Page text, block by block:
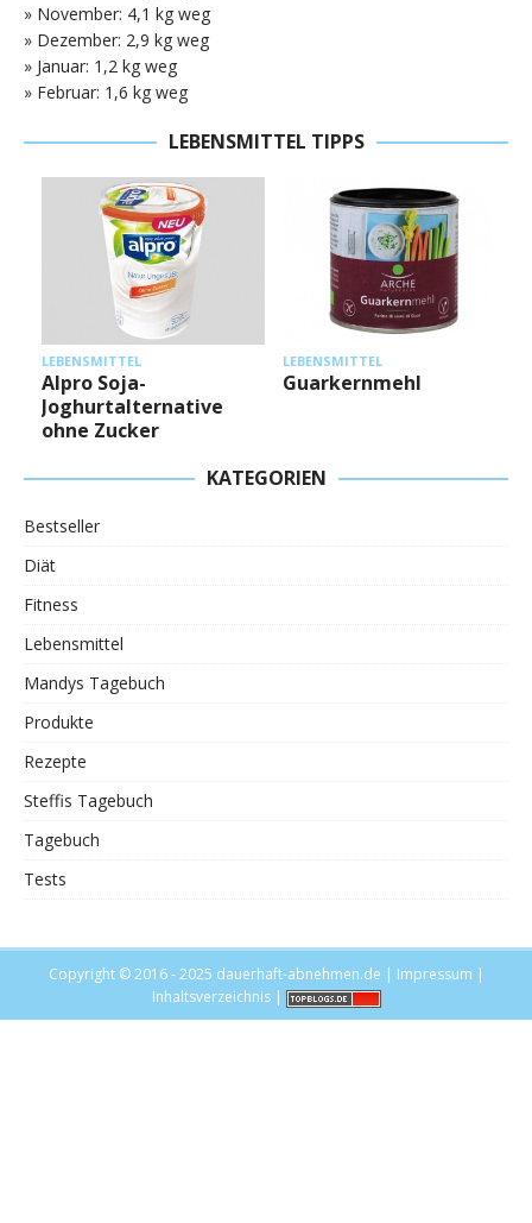
» November: 4,1 kg weg
» Dezember: 2,9 kg weg
» Januar: 1,2 kg weg
» Februar: 1,6 kg weg
LEBENSMITTEL TIPPS
LEBENSMITTEL
Alpro Soja-
Joghurtalternative
ohne Zucker
LEBENSMITTEL
Guarkernmehl
KATEGORIEN
Bestseller
Diät
Fitness
Lebensmittel
Mandys Tagebuch
Produkte
Rezepte
Steffis Tagebuch
Tagebuch
Tests
Copyright © 2016 - 2025 dauerhaft-abnehmen.de | Impressum |
Inhaltsverzeichnis|